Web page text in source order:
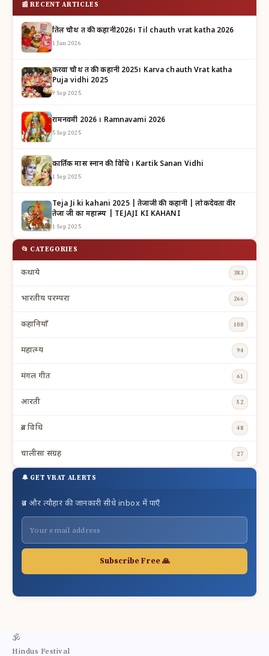
📰 RECENT ARTICLES
तिल चौथ व्रत की कहानी2026। Til chauth vrat katha 2026
1 Jan 2026
करवा चौथ व्रत की कहानी 2025। Karva chauth Vrat katha
Puja vidhi 2025
9 Sep 2025
रामनवमी 2026 । Ramnavami 2026
5 Sep 2025
कार्तिक मास स्नान की विधि । Kartik Sanan Vidhi
1 Sep 2025
Teja Ji ki kahani 2025 | तेजाजी की कहानी | लोकदेवता वीर
तेजा जी का महात्म्य | TEJAJI KI KAHANI
1 Sep 2025
📂 CATEGORIES
कथाये 383
भारतीय परम्परा 266
कहानियाँ 100
महात्म्य 94
मंगल गीत 61
आरती 52
व्रत विधि 48
चालीसा संग्रह 27
🔔 GET VRAT ALERTS
व्रत और त्यौहार की जानकारी सीधे inbox में पाएँ
Subscribe Free 🙏
🕉
Hindus Festival